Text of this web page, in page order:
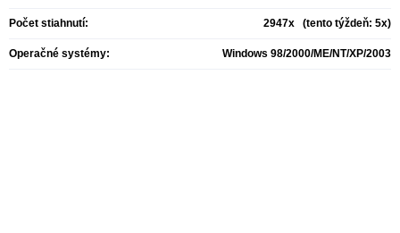
Počet stiahnutí: 2947x (tento týždeň: 5x)
Operačné systémy: Windows 98/2000/ME/NT/XP/2003